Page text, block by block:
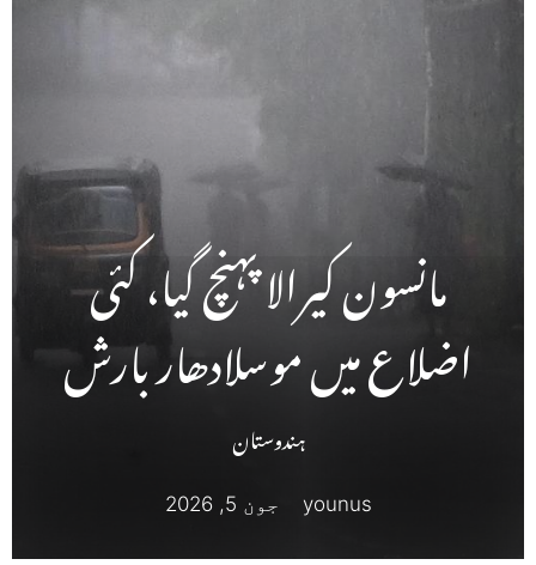
مانسون کیرالا پہنچ گیا، کئی
اضلاع میں موسلادھار بارش
ہندوستان
younus جون 5, 2026